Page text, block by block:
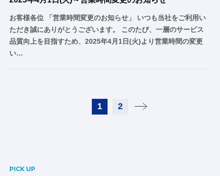
お客様各位 「営業時間変更のお知らせ」 いつも当社をご利用い
ただき誠にありがとうございます。 このたび、一層のサービス
品質向上を目指すため、2025年4月1日(火)より営業時間の変更
い…
1 2
PICK UP